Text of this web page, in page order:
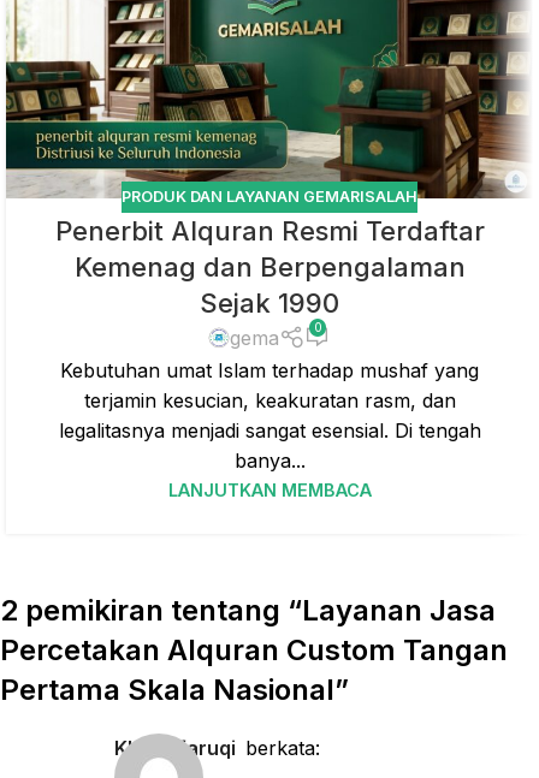
PRODUK DAN LAYANAN GEMARISALAH
Penerbit Alquran Resmi Terdaftar
Kemenag dan Berpengalaman
Sejak 1990
gema 0
Kebutuhan umat Islam terhadap mushaf yang
terjamin kesucian, keakuratan rasm, dan
legalitasnya menjadi sangat esensial. Di tengah
banya...
LANJUTKAN MEMBACA
2 pemikiran tentang “Layanan Jasa
Percetakan Alquran Custom Tangan
Pertama Skala Nasional”
Khalid faruqi berkata: